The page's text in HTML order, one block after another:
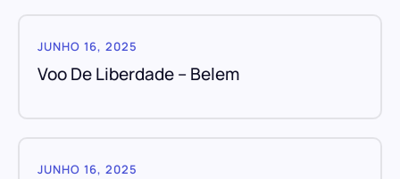
JUNHO 16, 2025
Voo De Liberdade – Belem
JUNHO 16, 2025